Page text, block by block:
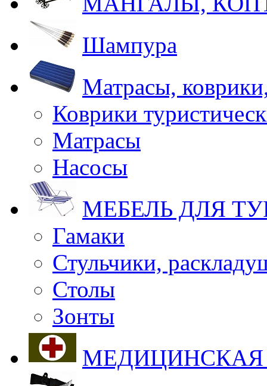
Шампура
Матрасы,
Коврики
Матрасы
Насосы
МЕБЕЛЬ ДЛЯ
Гамаки
Стульчики,
Столы
Зонты